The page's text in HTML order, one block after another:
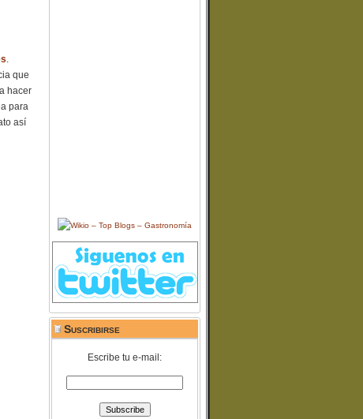
.
que
hacer
para
así
Suscribirse
Escribe tu e-mail: